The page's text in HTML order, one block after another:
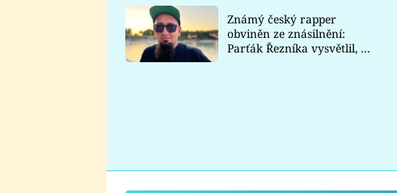
Známý český rapper
obviněn ze znásilnění:
Parťák Řezníka vysvětlil, co